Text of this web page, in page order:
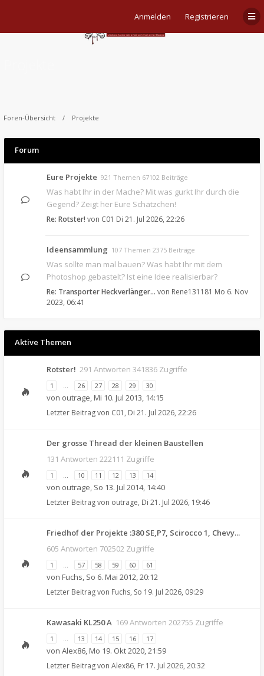
Anmelden Registrieren
Foren-Übersicht Projekte
Forum
Eure Projekte 921 Themen 67102 Beiträge
Was habt Ihr in der Mache? Mit was gurkt Ihr durch die
Gegend? Zeigt her Eure Schätzchen!
Re: Rotster! von C01 Di 21. Jul 2026, 22:26
Ideensammlung 107 Themen 2375 Beiträge
Was sollte man mal bauen? Was habt Ihr mit dem
Photoshop gebastelt? Ist eine Idee realisierbar?
Re: Transporter Heckverlänger… von Rene131181 Mo 6. Nov
2023, 06:41
Aktive Themen
Rotster! 291 Antworten 341836 Zugriffe
1 … 26 27 28 29 30
von outrage, Mi 10. Jul 2013, 14:15
Letzter Beitrag von C01 , Di 21. Jul 2026, 22:26
Der grosse Thread der kleinen Baustellen
131 Antworten 222111 Zugriffe
1 … 10 11 12 13 14
von outrage, So 13. Jul 2014, 14:40
Letzter Beitrag von outrage, Di 21. Jul 2026, 19:46
Friedhof der Projekte :380 SE,P7, Scirocco 1, Chevy...
605 Antworten 702502 Zugriffe
1 … 57 58 59 60 61
von Fuchs, So 6. Mai 2012, 20:12
Letzter Beitrag von Fuchs, So 19. Jul 2026, 09:29
Kawasaki KL250 A 169 Antworten 202755 Zugriffe
1 … 13 14 15 16 17
von Alex86, Mo 19. Okt 2020, 21:59
Letzter Beitrag von Alex86, Fr 17. Jul 2026, 20:32